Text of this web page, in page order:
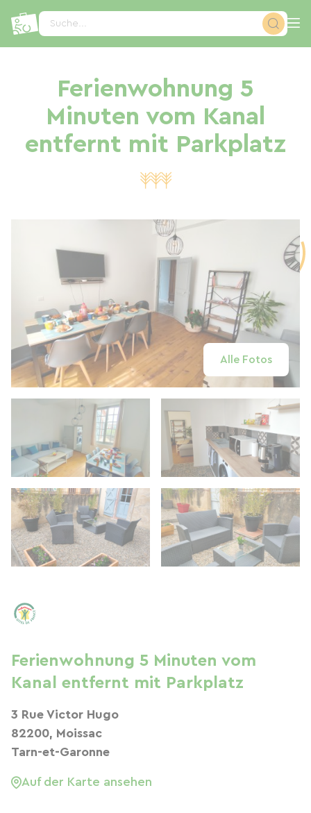
Suche...
Ferienwohnung 5
Minuten vom Kanal
entfernt mit Parkplatz
Alle Fotos
Ferienwohnung 5 Minuten vom
Kanal entfernt mit Parkplatz
3 Rue Victor Hugo
82200, Moissac
Tarn-et-Garonne
Auf der Karte ansehen
Cookie-Einstellungen